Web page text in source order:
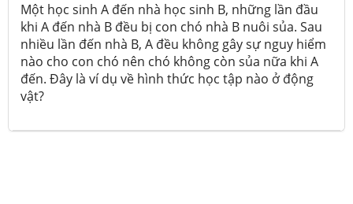
Một học sinh A đến nhà học sinh B, những lần đầu
khi A đến nhà B đều bị con chó nhà B nuôi sủa. Sau
nhiều lần đến nhà B, A đều không gây sự nguy hiểm
nào cho con chó nên chó không còn sủa nữa khi A
đến. Đây là ví dụ về hình thức học tập nào ở động
vật?